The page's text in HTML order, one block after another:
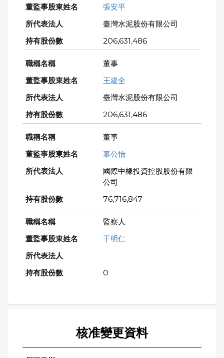
張安平
臺灣水泥股份有限公司
206,631,486
董事
王建全
臺灣水泥股份有限公司
206,631,486
董事
辜公怡
國際中橡投資控股股份有限
公司
76,716,847
監察人
于明仁
0
核准變更資料